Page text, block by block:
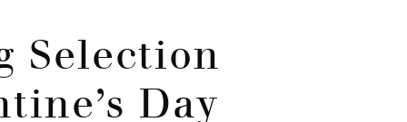
Selection
Day